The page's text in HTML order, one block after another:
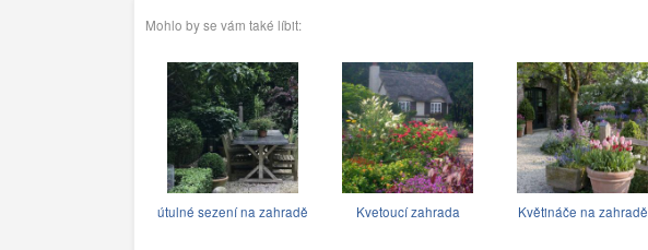
Mohlo by se vám také líbit:
útulné sezení na zahradě Kvetoucí zahrada Květináče na zahradě